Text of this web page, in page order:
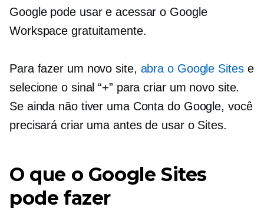
Google pode usar e acessar o Google
Workspace gratuitamente.
Para fazer um novo site, abra o Google Sitese
selecione o sinal “+” para criar um novo site.
Se ainda não tiver uma Conta do Google, você
precisará criar uma antes de usar o Sites.
O que o Google Sites
pode fazer